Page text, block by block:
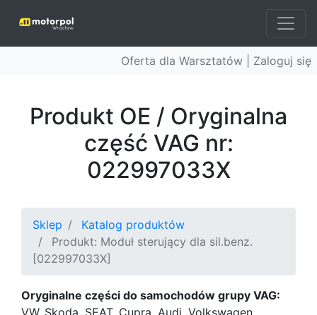
Oferta dla Warsztatów | Zaloguj się
Produkt OE / Oryginalna
część VAG nr:
022997033X
Sklep
Katalog produktów
Produkt: Moduł sterujący dla sil.benz.
[022997033X]
Oryginalne części do samochodów grupy VAG:
VW, Skoda, SEAT, Cupra, Audi, Volkswagen